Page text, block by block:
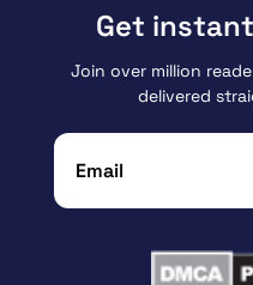
Get
Join over million
delivered